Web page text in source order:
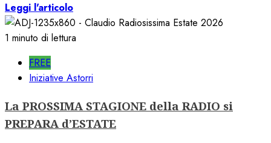
Leggi l'articolo
1 minuto di lettura
FREE
Iniziative Astorri
La PROSSIMA STAGIONE della RADIO si
PREPARA d’ESTATE